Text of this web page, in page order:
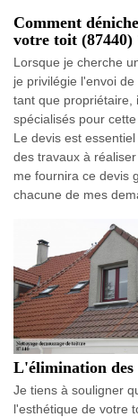
Comment
votre toit (87440)
Lorsque je cherche
je privilégie l'envoi
tant que propriétaire,
spécialisés pour
Le devis est
des travaux à
me fournira ce devis
chacune de mes
L'élimination des
Je tiens à souligner
l'esthétique de votre